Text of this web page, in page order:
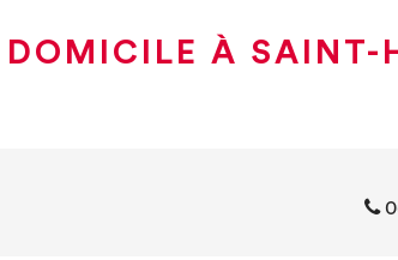
DOMICILE À SAINT-